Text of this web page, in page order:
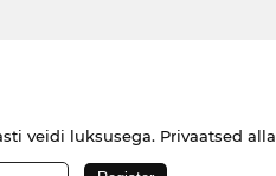
veidi luksusega. Privaatsed